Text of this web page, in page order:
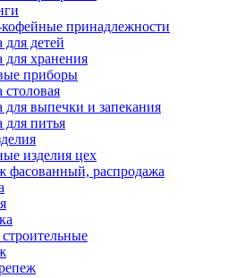
принадлежности
для детей
для хранения
приборы
столовая
для выпечки и запекания
для питья
изделия цех
фасованный, распродажа